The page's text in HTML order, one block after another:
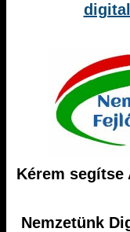
Kérem segítse
Nemzetünk